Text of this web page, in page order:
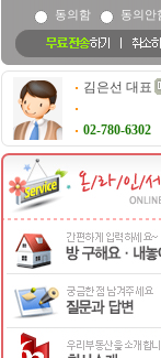
동의함
동의안
김은선 대표
02-780-6302